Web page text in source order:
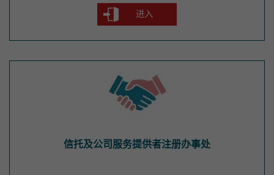
进入
信托及公司服务提供者注册办事处